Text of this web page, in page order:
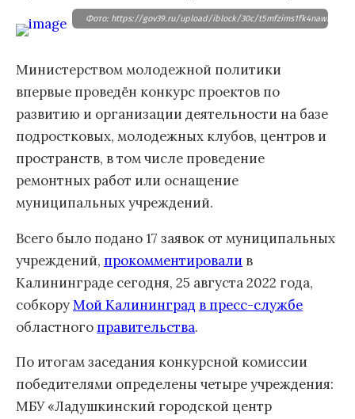
Фото: https://gov39.ru/upload/iblock/30c/
Министерством молодежной политики
впервые проведён конкурс проектов по
развитию и организации деятельности на базе
подростковых, молодежных клубов, центров и
пространств, в том числе проведение
ремонтных работ или оснащение
муниципальных учреждений.
Всего было подано 17 заявок от муниципальных
учреждений, прокомментировали в
Калининграде сегодня, 25 августа 2022 года,
собкоруМой Калининград в пресс-службе
областного правительства.
По итогам заседания конкурсной комиссии
победителями определены четыре учреждения:
МБУ «Ладушкинский городской центр